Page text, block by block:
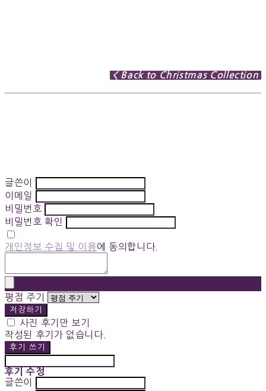
< Back to Christmas Collection
글쓴이
이메일
비밀번호
비밀번호 확인
개인정보 수집 및 이용에 동의합니다.
평점 주기
저장하기
사진 후기만 보기
작성된 후기가 없습니다.
후기 쓰기
후기 수정
글쓴이